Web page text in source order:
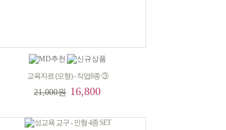
교육자료 (모형) - 직업8종 ③
21,000원 16,800